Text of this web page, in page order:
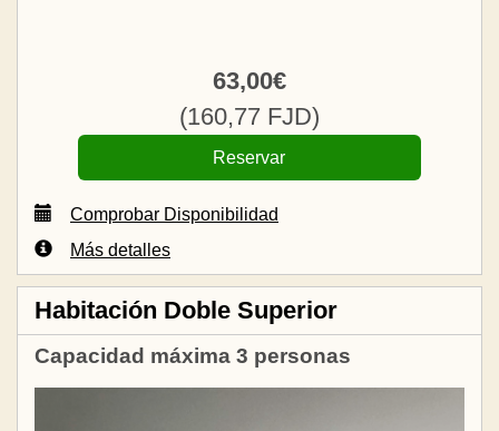
63,00€
(160,77 FJD)
Comprobar Disponibilidad
Más detalles
Habitación Doble Superior
Capacidad máxima 3 personas